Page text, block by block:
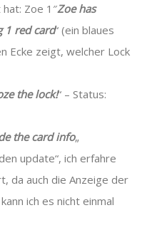
Zoe 1″Zoe has
1 red card“ (ein blaues
Ecke zeigt, welcher Lock
the lock!“ – Status:
the card info„
update“, ich erfahre
da auch die Anzeige der
ich es nicht einmal